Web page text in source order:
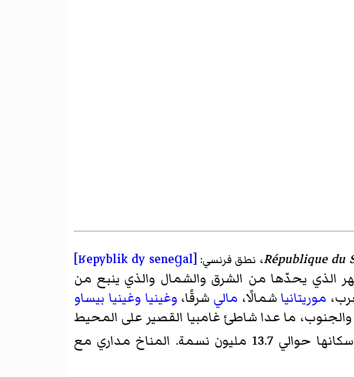
République du، نطق فرنسي: [ʁepyblik dy seneɡal]
الذي يحدّها من الشرق والشمال والذي ينبع من
موريتانيا شمالًا، مالي شرقًا، وغينيا وغينيا بيساو
ما عدا شاطئ غامبيا القصير على المحيط
تقريبًا، ويقدر عدد سكانها حوالي 13.7 مليون نسمة. المناخ مداري مع